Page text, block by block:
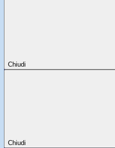
Chiudi
Chiudi